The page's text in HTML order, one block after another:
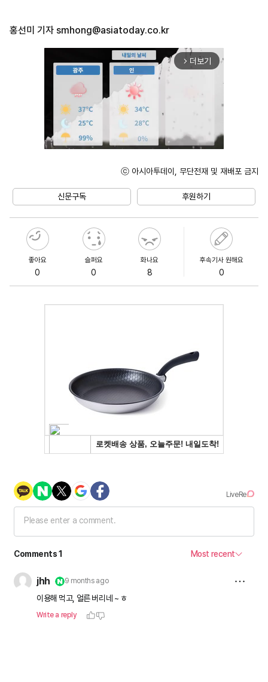
홍선미 기자 smhong@asiatoday.co.kr
arrow_forward_ios 더보기
ⓒ 아시아투데이, 무단전재 및 재배포 금지
신문구독 후원하기
좋아요
0
슬퍼요
0
화나요
8
후속기사 원해요
0